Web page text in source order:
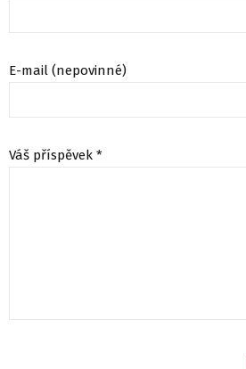
E-mail (nepovinné)
Váš příspěvek *